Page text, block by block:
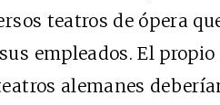
teatros de ópera
empleados. El
alemanes